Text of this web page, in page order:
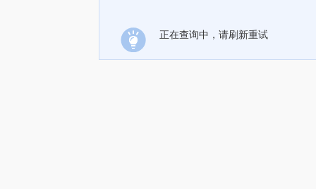
正在查询中，请刷新重试